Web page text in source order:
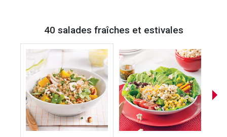
40 salades fraîches et estivales